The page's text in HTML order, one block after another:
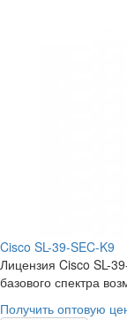
Cisco SL-39-SEC-K9
Лицензия Cisco SL-
базового спектра
Получить оптовую